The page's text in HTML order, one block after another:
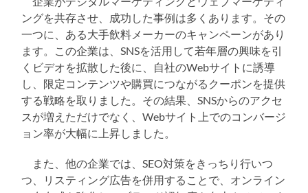
ングを共存させ、成功した事例は多くあります。その
一つに、ある大手飲料メーカーのキャンペーンがあり
ます。この企業は、SNSを活用して若年層の興味を引
くビデオを拡散した後に、自社のWebサイトに誘導
し、限定コンテンツや購買につながるクーポンを提供
する戦略を取りました。その結果、SNSからのアクセ
スが増えただけでなく、Webサイト上でのコンバージ
ョン率が大幅に上昇しました。
また、他の企業では、SEO対策をきっちり行いつ
つ、リスティング広告を併用することで、オンライン